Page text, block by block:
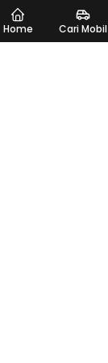
Home Cari Mobil